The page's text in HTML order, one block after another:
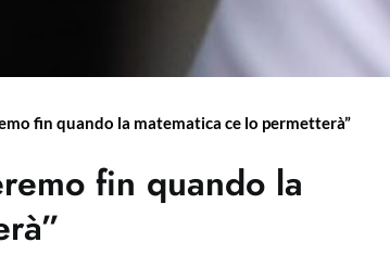
fin quando la matematica ce lo permetterà”
fin quando la